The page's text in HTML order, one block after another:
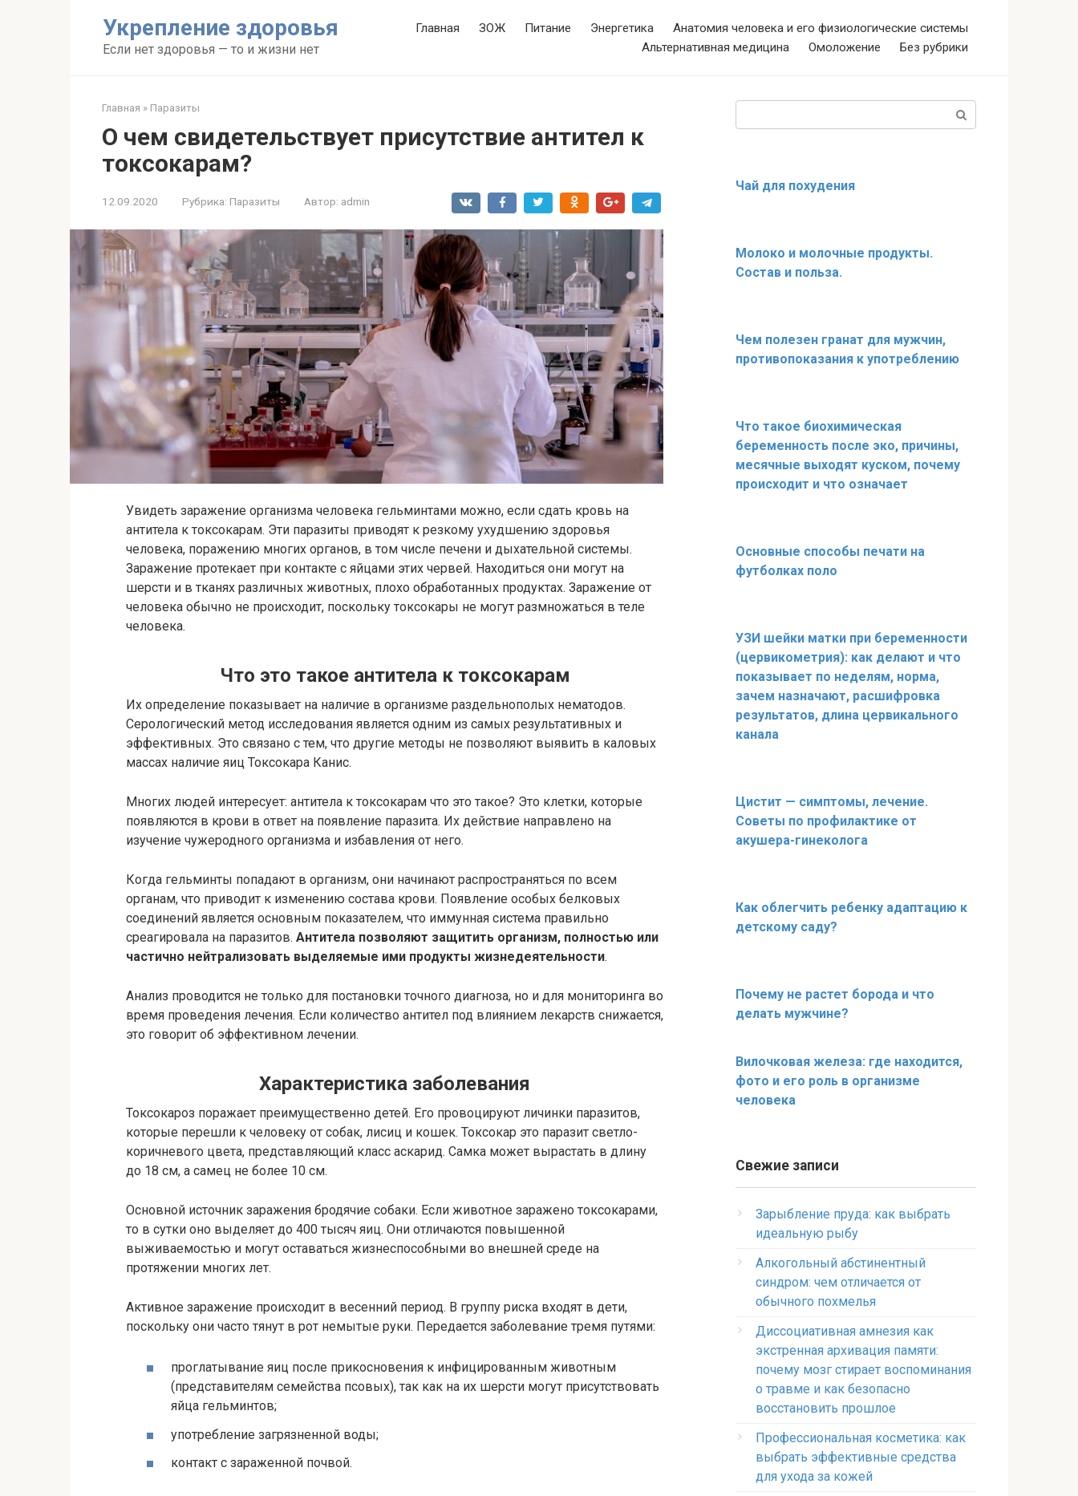
Укрепление здоровья
Если нет здоровья — то и жизни нет
Главная ЗОЖ Питание Энергетика
Анатомия человека и его физиологические системы
Альтернативная медицина
Омоложение Без рубрики
Главная » Паразиты
О чем свидетельствует присутствие антител к
токсокарам?
12.09.2020 Рубрика: Паразиты Автор: admin
Увидеть заражение организма человека гельминтами можно, если сдать кровь на
антитела к токсокарам. Эти паразиты приводят к резкому ухудшению здоровья
человека, поражению многих органов, в том числе печени и дыхательной системы.
Заражение протекает при контакте с яйцами этих червей. Находиться они могут на
шерсти и в тканях различных животных, плохо обработанных продуктах. Заражение от
человека обычно не происходит, поскольку токсокары не могут размножаться в теле
человека.
Что это такое антитела к токсокарам
Их определение показывает на наличие в организме раздельнополых нематодов.
Серологический метод исследования является одним из самых результативных и
эффективных. Это связано с тем, что другие методы не позволяют выявить в каловых
массах наличие яиц Токсокара Канис.
Многих людей интересует: антитела к токсокарам что это такое? Это клетки, которые
появляются в крови в ответ на появление паразита. Их действие направлено на
изучение чужеродного организма и избавления от него.
Когда гельминты попадают в организм, они начинают распространяться по всем
органам, что приводит к изменению состава крови. Появление особых белковых
соединений является основным показателем, что иммунная система правильно
среагировала на паразитов. Антитела позволяют защитить организм, полностью или
частично нейтрализовать выделяемые ими продукты жизнедеятельности.
Анализ проводится не только для постановки точного диагноза, но и для мониторинга во
время проведения лечения. Если количество антител под влиянием лекарств снижается,
это говорит об эффективном лечении.
Характеристика заболевания
Токсокароз поражает преимущественно детей. Его провоцируют личинки паразитов,
которые перешли к человеку от собак, лисиц и кошек. Токсокар это паразит светло-
коричневого цвета, представляющий класс аскарид. Самка может вырастать в длину
до 18 см, а самец не более 10 см.
Основной источник заражения бродячие собаки. Если животное заражено токсокарами,
то в сутки оно выделяет до 400 тысяч яиц. Они отличаются повышенной
выживаемостью и могут оставаться жизнеспособными во внешней среде на
протяжении многих лет.
Активное заражение происходит в весенний период. В группу риска входят в дети,
поскольку они часто тянут в рот немытые руки. Передается заболевание тремя путями:
проглатывание яиц после прикосновения к инфицированным животным
(представителям семейства псовых), так как на их шерсти могут присутствовать
яйца гельминтов;
употребление загрязненной воды;
контакт с зараженной почвой.
Чай для похудения
Молоко и молочные продукты.
Состав и польза.
Чем полезен гранат для мужчин,
противопоказания к употреблению
Что такое биохимическая
беременность после эко, причины,
месячные выходят куском, почему
происходит и что означает
Основные способы печати на
футболках поло
УЗИ шейки матки при беременности
(цервикометрия): как делают и что
показывает по неделям, норма,
зачем назначают, расшифровка
результатов, длина цервикального
канала
Цистит — симптомы, лечение.
Советы по профилактике от
акушера-гинеколога
Как облегчить ребенку адаптацию к
детскому саду?
Почему не растет борода и что
делать мужчине?
Вилочковая железа: где находится,
фото и его роль в организме
человека
Свежие записи
Зарыбление пруда: как выбрать
идеальную рыбу
Алкогольный абстинентный
синдром: чем отличается от
обычного похмелья
Диссоциативная амнезия как
экстренная архивация памяти:
почему мозг стирает воспоминания
о травме и как безопасно
восстановить прошлое
Профессиональная косметика: как
выбрать эффективные средства
для ухода за кожей